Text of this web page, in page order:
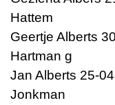
Hattem
Geertje Alberts
Hartman g
Jan Alberts 25-
Jonkman